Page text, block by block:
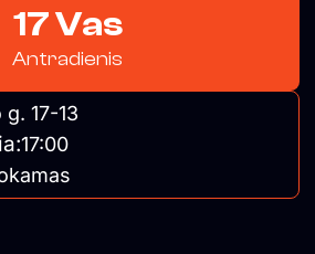
17 Vas
Antradienis
17-13
17:00